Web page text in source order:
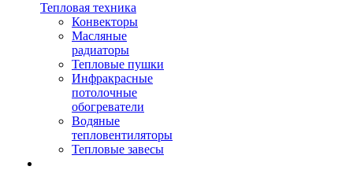
Тепловая техника
Конвекторы
Масляные
радиаторы
Тепловые пушки
Инфракрасные
потолочные
обогреватели
Водяные
тепловентиляторы
Тепловые завесы